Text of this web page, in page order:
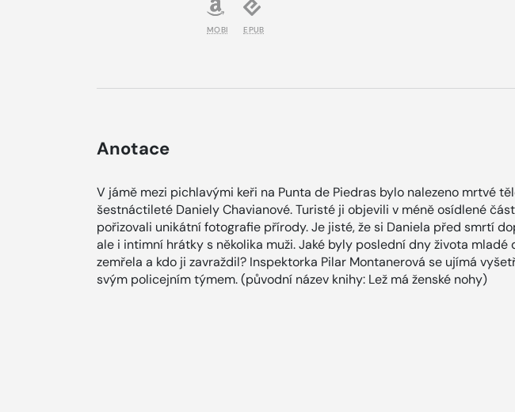
MOBI EPUB
Anotace
V jámě mezi pichlavými keři na Punta de Piedras bylo nalezeno mrtvé
šestnáctileté Daniely Chavianové. Turisté ji objevili v méně osídlené
pořizovali unikátní fotografie přírody. Je jisté, že si Daniela před smrtí
ale i intimní hrátky s několika muži. Jaké byly poslední dny života mladé
zemřela a kdo ji zavraždil? Inspektorka Pilar Montanerová se ujímá
svým policejním týmem. (původní název knihy: Lež má ženské nohy)